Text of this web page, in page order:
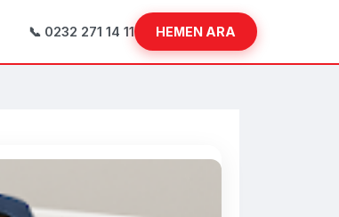
📞 0232 271 14 11 HEMEN ARA